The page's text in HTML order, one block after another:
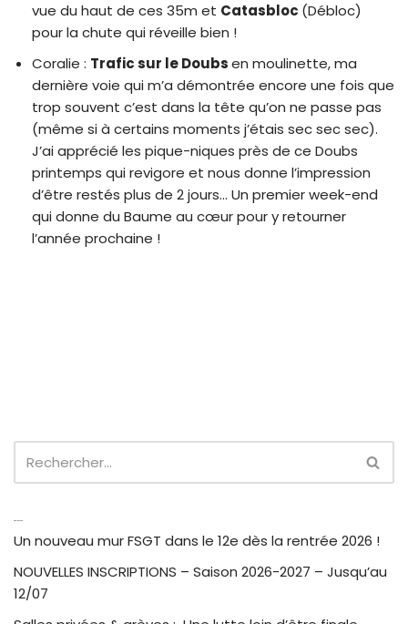
vue du haut de ces 35m et Catasbloc (Débloc)
pour la chute qui réveille bien !
Coralie : Trafic sur le Doubsen moulinette, ma
dernière voie qui m’a démontrée encore une fois que
trop souvent c’est dans la tête qu’on ne passe pas
(même si à certains moments j’étais sec sec sec).
J’ai apprécié les pique-niques près de ce Doubs
printemps qui revigore et nous donne l’impression
d’être restés plus de 2 jours… Un premier week-end
qui donne du Baume au cœur pour y retourner
l’année prochaine !
Un nouveau mur FSGT dans le 12e dès la rentrée 2026 !
NOUVELLES INSCRIPTIONS – Saison 2026-2027 – Jusqu’au
12/07